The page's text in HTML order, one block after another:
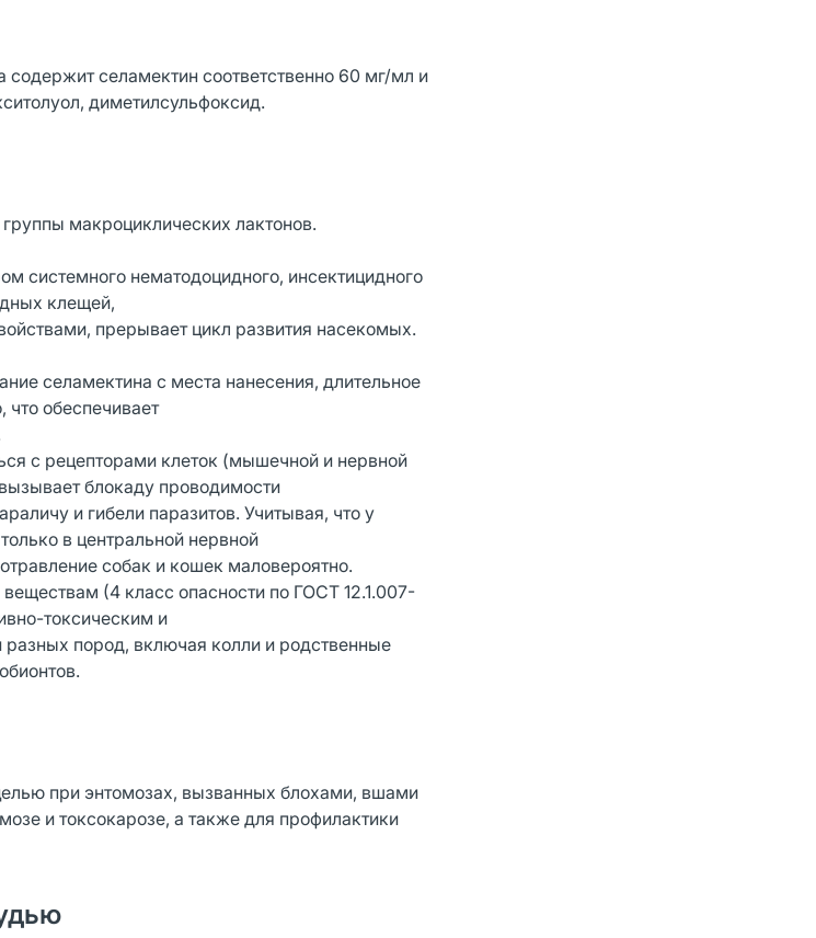
селамектин соответственно 60 мг/мл и
диметилсульфоксид.
макроциклических лактонов.
системного нематодоцидного, инсектицидного
клещей,
прерывает цикл развития насекомых.
селамектина с места нанесения, длительное
что обеспечивает
с рецепторами клеток (мышечной и нервной
блокаду проводимости
и гибели паразитов. Учитывая, что у
в центральной нервной
собак и кошек маловероятно.
(4 класс опасности по ГОСТ 12.1.007-
токсическим и
пород, включая колли и родственные
при энтомозах, вызванных блохами, вшами
и токсокарозе, а также для профилактики